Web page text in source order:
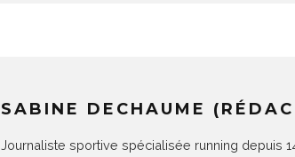
SABINE DECHAUME
Journaliste sportive spécialisée running depuis